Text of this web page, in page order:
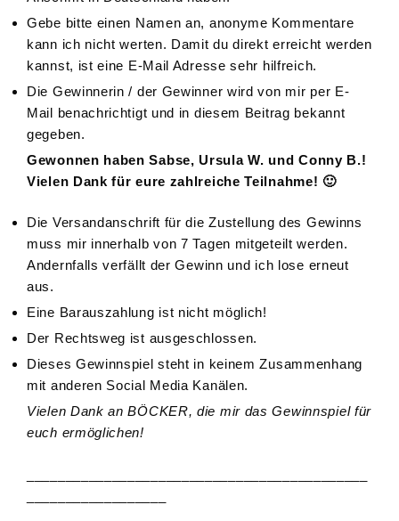
Gebe bitte einen Namen an, anonyme Kommentare
kann ich nicht werten. Damit du direkt erreicht werden
kannst, ist eine E-Mail Adresse sehr hilfreich.
Die Gewinnerin / der Gewinner wird von mir per E-
Mail benachrichtigt und in diesem Beitrag bekannt
gegeben.
Gewonnen haben Sabse, Ursula W. und Conny B.!
Vielen Dank für eure zahlreiche Teilnahme! 🙂
Die Versandanschrift für die Zustellung des Gewinns
muss mir innerhalb von 7 Tagen mitgeteilt werden.
Andernfalls verfällt der Gewinn und ich lose erneut
aus.
Eine Barauszahlung ist nicht möglich!
Der Rechtsweg ist ausgeschlossen.
Dieses Gewinnspiel steht in keinem Zusammenhang
mit anderen Social Media Kanälen.
Vielen Dank an BÖCKER, die mir das Gewinnspiel für
euch ermöglichen!